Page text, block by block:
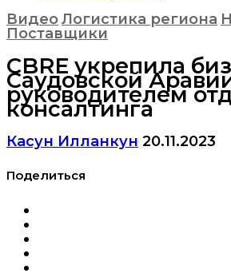
ВидеоЛогистика региона
Поставщики
CBRE укрепила
Саудовской
руководителем
консалтинга
Касун Илланкун 20.11.2023
Поделиться